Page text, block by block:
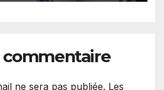
commentaire
ne sera pas publiée. Les